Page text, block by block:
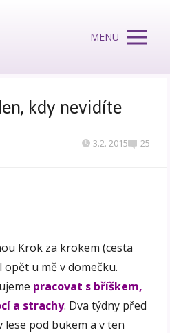
MENU
kdy nevidíte
3.2. 2015 25
Krok za krokem (cesta
u mě v domečku.
pracovat s bříškem,
a strachy. Dva týdny před
lese pod bukem a v ten